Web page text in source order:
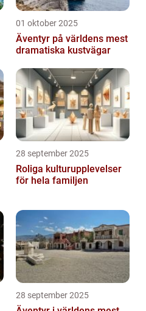
01 oktober 2025
Äventyr på världens mest
dramatiska kustvägar
28 september 2025
Roliga kulturupplevelser
för hela familjen
28 september 2025